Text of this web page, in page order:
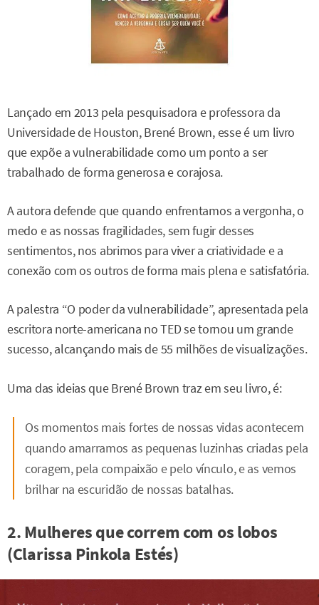
Lançado em 2013 pela pesquisadora e professora da
Universidade de Houston, Brené Brown, esse é um livro
que expõe a vulnerabilidade como um ponto a ser
trabalhado de forma generosa e corajosa.
A autora defende que quando enfrentamos a vergonha, o
medo e as nossas fragilidades, sem fugir desses
sentimentos, nos abrimos para viver a criatividade e a
conexão com os outros de forma mais plena e satisfatória.
A palestra “O poder da vulnerabilidade”, apresentada pela
escritora norte-americana no TED se tornou um grande
sucesso, alcançando mais de 55 milhões de visualizações.
Uma das ideias que Brené Brown traz em seu livro, é:
Os momentos mais fortes de nossas vidas acontecem
quando amarramos as pequenas luzinhas criadas pela
coragem, pela compaixão e pelo vínculo, e as vemos
brilhar na escuridão de nossas batalhas.
2. Mulheres que correm com os lobos
(Clarissa Pinkola Estés)